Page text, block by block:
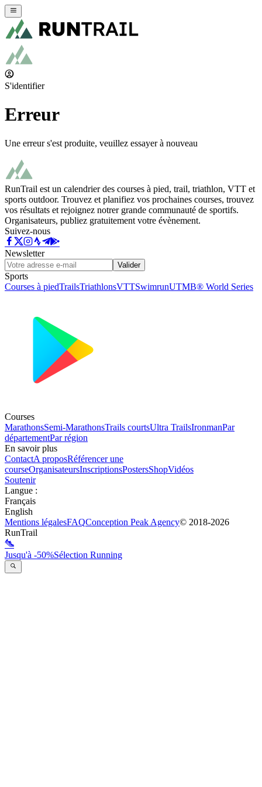
S'identifier
Erreur
Une erreur s'est produite, veuillez essayer à nouveau
RunTrail est un calendrier des courses à pied, trail, triathlon, VTT et
sports outdoor. Trouvez et planifiez vos prochaines courses, trouvez
vos résultats et rejoignez notrer grande communauté de sportifs.
Organisateurs, publiez gratuitement votre évènement.
Suivez-nous
Newsletter
Valider
Sports
Courses à piedTrailsTriathlonsVTTSwimrunUTMB® World Series
Courses
MarathonsSemi-MarathonsTrails courtsUltra TrailsIronmanPar
départementPar région
En savoir plus
ContactA proposRéférencer une
courseOrganisateursInscriptionsPostersShopVidéos
Soutenir
Langue :
Français
English
Mentions légalesFAQConception Peak Agency© 2018-2026
RunTrail
Jusqu'à -50%Sélection Running